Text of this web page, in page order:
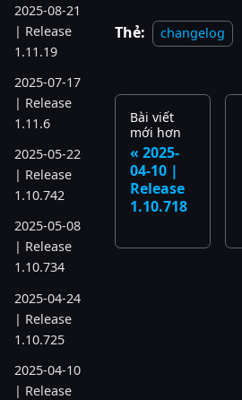
2025-08-21
| Release
1.11.19
2025-07-17
| Release
1.11.6
2025-05-22
| Release
1.10.742
2025-05-08
| Release
1.10.734
2025-04-24
| Release
1.10.725
2025-04-10
| Release
Thẻ: changelog
Bài viết
mới hơn
2025-
04-10 |
Release
1.10.718